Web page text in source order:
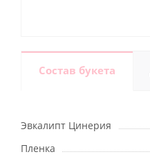
Состав букета
Эвкалипт Цинерия
Пленка